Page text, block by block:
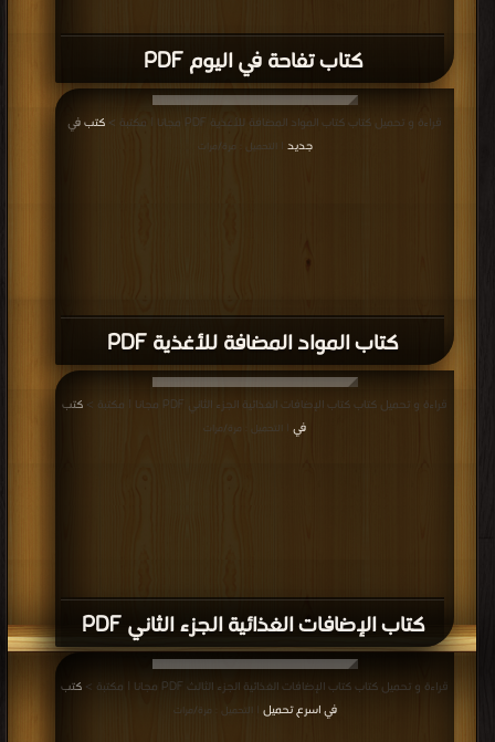
كتاب تفاحة في اليوم PDF
كتاب المواد المضافة للأغذية PDF
قراءة و تحميل كتاب كتاب المواد المضافة للأغذية PDF مجانا | مكتبة >
جديد| التحميل : مرة/مرات
كتاب الإضافات الغذائية الجزء الثاني PDF
قراءة و تحميل كتاب كتاب الإضافات الغذائية الجزء الثاني PDF مجانا | مكتبة >
في| التحميل : مرة/مرات
قراءة و تحميل كتاب كتاب الإضافات الغذائية الجزء الثالث PDF مجانا | مكتبة >
في اسرع تحميل| التحميل : مرة/مرات